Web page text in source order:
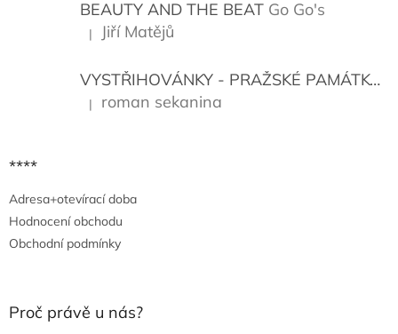
BEAUTY AND THE BEAT Go Go's
Hodnocení produktu je 5 z 5 hvězdiček.
| Jiří Matějů
VYSTŘIHOVÁNKY - PRAŽSKÉ PAMÁTKY
Hodnocení produktu je 5 z 5 hvězdiček.
| roman sekanina
****
Adresa+otevírací doba
Hodnocení obchodu
Obchodní podmínky
Proč právě u nás?